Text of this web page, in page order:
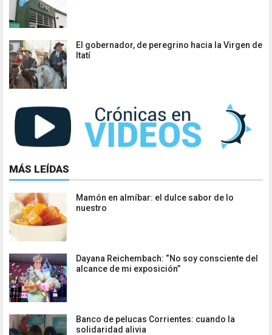
El gobernador, de peregrino hacia la Virgen de
Itatí
MÁS LEÍDAS
Mamón en almíbar: el dulce sabor de lo
nuestro
Dayana Reichembach: “No soy consciente del
alcance de mi exposición”
Banco de pelucas Corrientes: cuando la
solidaridad alivia